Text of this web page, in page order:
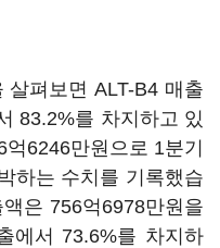
살펴보면 ALT-B4 매출
83.2%를 차지하고 있
6246만원으로 1분기
하는 수치를 기록했습
은 756억6978만원을
에서 73.6%를 차지하